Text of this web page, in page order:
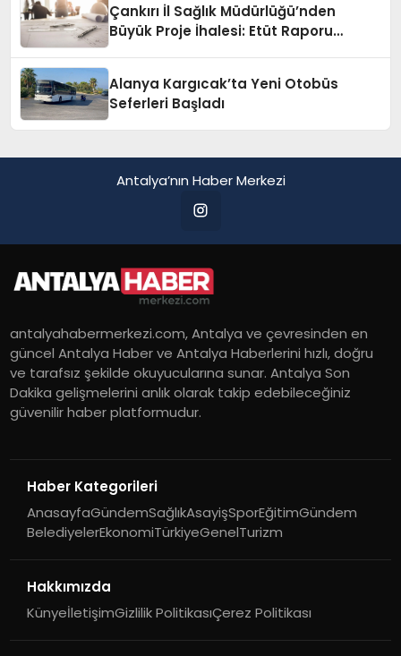
Çankırı İl Sağlık Müdürlüğü’nden
Büyük Proje İhalesi: Etüt Raporu
Alanya Kargıcak’ta Yeni Otobüs
Seferleri Başladı
Antalya’nın Haber Merkezi
antalyahabermerkezi.com, Antalya ve çevresinden en
güncel Antalya Haber ve Antalya Haberlerini hızlı, doğru
ve tarafsız şekilde okuyucularına sunar. Antalya Son
Dakika gelişmelerini anlık olarak takip edebileceğiniz
güvenilir haber platformudur.
Haber Kategorileri
AnasayfaGündemSağlıkAsayişSporEğitimGündem
BelediyelerEkonomiTürkiyeGenelTurizm
Hakkımızda
KünyeİletişimGizlilik PolitikasıÇerez Politikası